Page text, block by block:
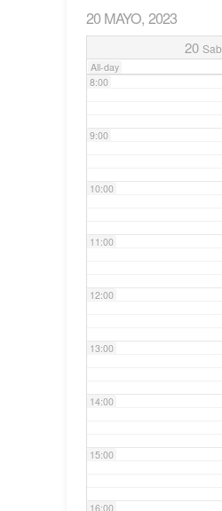
20 MAYO, 2023
20 Sab
All-day
7:00
8:00
9:00
10:00
11:00
12:00
13:00
14:00
15:00
16:00